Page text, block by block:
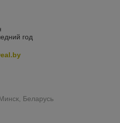
год
Беларусь